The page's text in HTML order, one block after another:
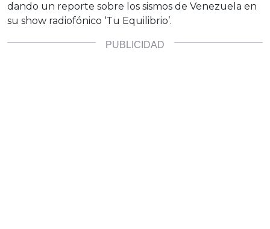
dando un reporte sobre los sismos de Venezuela en
su show radiofónico ‘Tu Equilibrio’.